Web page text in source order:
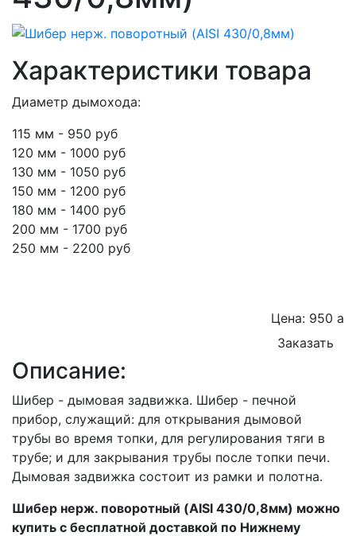
Характеристики товара
Диаметр дымохода:
115 мм - 950 руб
120 мм - 1000 руб
130 мм - 1050 руб
150 мм - 1200 руб
180 мм - 1400 руб
200 мм - 1700 руб
250 мм - 2200 руб
Цена: 950 a
Заказать
Описание:
Шибер - дымовая задвижка. Шибер - печной
прибор, служащий: для открывания дымовой
трубы во время топки, для регулирования тяги в
трубе; и для закрывания трубы после топки печи.
Дымовая задвижка состоит из рамки и полотна.
Шибер нерж. поворотный (AISI 430/0,8мм) можно
купить с бесплатной доставкой по Нижнему